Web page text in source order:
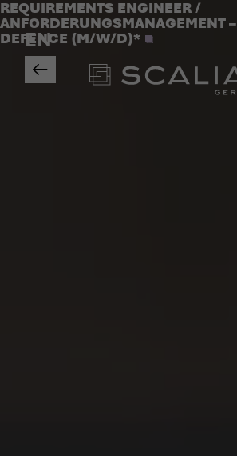
>
EN
Jobs
REQUIREMENTS ENGINEER /
ANFORDERUNGSMANAGEMENT –
DEFENCE (M/W/D)*